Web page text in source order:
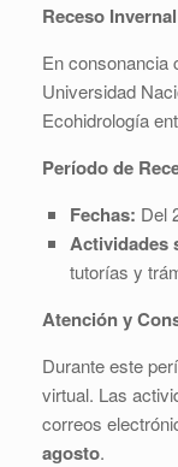
Receso
En consonancia
Universidad
Ecohidrología
Período de
Fechas: Del
Actividades
tutorías y
Atención y
Durante este
virtual. Las
correos
agosto.